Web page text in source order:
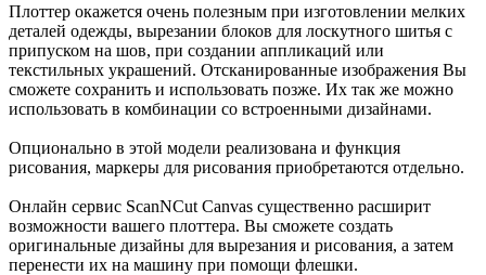
Плоттер окажется очень полезным при изготовлении мелких
деталей одежды, вырезании блоков для лоскутного шитья с
припуском на шов, при создании аппликаций или
текстильных украшений. Отсканированные изображения Вы
сможете сохранить и использовать позже. Их так же можно
использовать в комбинации со встроенными дизайнами.
Опционально в этой модели реализована и функция
рисования, маркеры для рисования приобретаются отдельно.
Онлайн сервис ScanNCut Canvas существенно расширит
возможности вашего плоттера. Вы сможете создать
оригинальные дизайны для вырезания и рисования, а затем
перенести их на машину при помощи флешки.